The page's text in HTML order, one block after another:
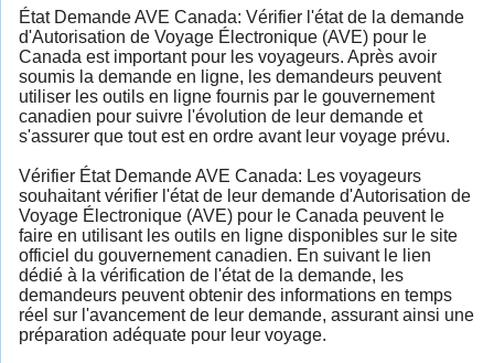
État Demande AVE Canada: Vérifier l'état de la demande
d'Autorisation de Voyage Électronique (AVE) pour le
Canada est important pour les voyageurs. Après avoir
soumis la demande en ligne, les demandeurs peuvent
utiliser les outils en ligne fournis par le gouvernement
canadien pour suivre l'évolution de leur demande et
s'assurer que tout est en ordre avant leur voyage prévu.
Vérifier État Demande AVE Canada: Les voyageurs
souhaitant vérifier l'état de leur demande d'Autorisation de
Voyage Électronique (AVE) pour le Canada peuvent le
faire en utilisant les outils en ligne disponibles sur le site
officiel du gouvernement canadien. En suivant le lien
dédié à la vérification de l'état de la demande, les
demandeurs peuvent obtenir des informations en temps
réel sur l'avancement de leur demande, assurant ainsi une
préparation adéquate pour leur voyage.